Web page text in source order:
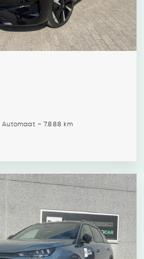
Automaat - 7.888 km